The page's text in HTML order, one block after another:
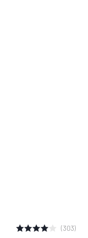
(303)